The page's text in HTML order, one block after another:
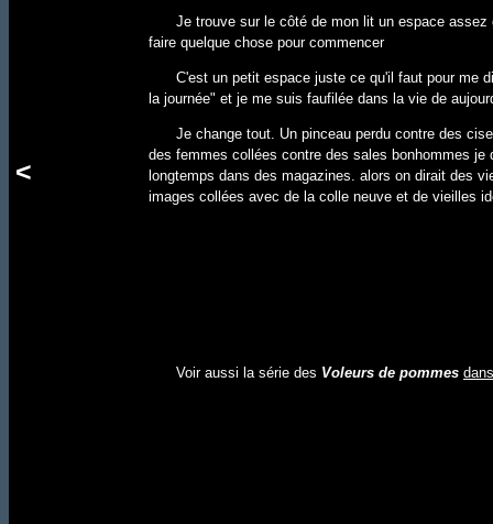
<
Je trouve sur le côté de mon lit un espace
faire quelque chose pour commencer
C'est un petit espace juste ce qu'il faut pour me
la journée" et je me suis faufilée dans la vie de
Je change tout. Un pinceau perdu contre des
des femmes collées contre des sales bonhommes
longtemps dans des magazines. alors on dirait des
images collées avec de la colle neuve et de vieilles
Voir aussi la série des Voleurs de pommes